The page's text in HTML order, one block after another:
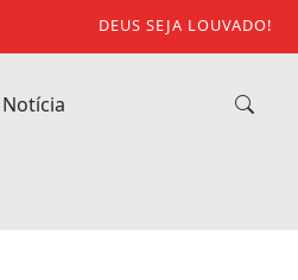
DEUS SEJA LOUVADO!